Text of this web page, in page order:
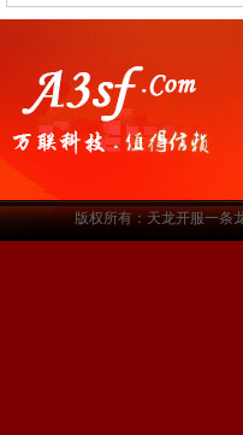
版权所有：天龙开服一条